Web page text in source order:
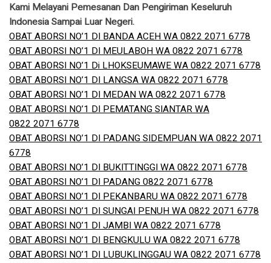
Kami Melayani Pemesanan Dan Pengiriman Keseluruh
Indonesia Sampai Luar Negeri.
OBAT ABORSI NO’1 DI BANDA ACEH WA 0822 2071 6778
OBAT ABORSI NO’1 DI MEULABOH WA 0822 2071 6778
OBAT ABORSI NO’1 Di LHOKSEUMAWE WA 0822 2071 6778
OBAT ABORSI NO’1 DI LANGSA WA 0822 2071 6778
OBAT ABORSI NO’1 DI MEDAN WA 0822 2071 6778
OBAT ABORSI NO’1 DI PEMATANG SIANTAR WA
0822 2071 6778
OBAT ABORSI NO’1 DI PADANG SIDEMPUAN WA 0822 2071
6778
OBAT ABORSI NO’1 DI BUKITTINGGI WA 0822 2071 6778
OBAT ABORSI NO’1 DI PADANG 0822 2071 6778
OBAT ABORSI NO’1 DI PEKANBARU WA 0822 2071 6778
OBAT ABORSI NO’1 DI SUNGAI PENUH WA 0822 2071 6778
OBAT ABORSI NO’1 DI JAMBI WA 0822 2071 6778
OBAT ABORSI NO’1 DI BENGKULU WA 0822 2071 6778
OBAT ABORSI NO’1 DI LUBUKLINGGAU WA 0822 2071 6778